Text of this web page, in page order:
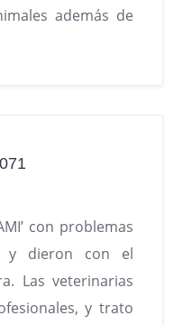
además de
con problemas
y dieron con el
Las veterinarias
y trato